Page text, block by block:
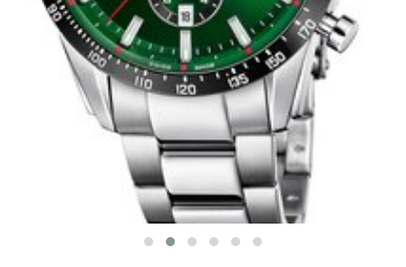
CANDINO C4757/3
GENTS SPORT
K DODÁNÍ DO 3-5 DNŮ